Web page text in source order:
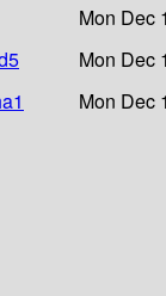
Mon Dec
Mon Dec
Mon Dec